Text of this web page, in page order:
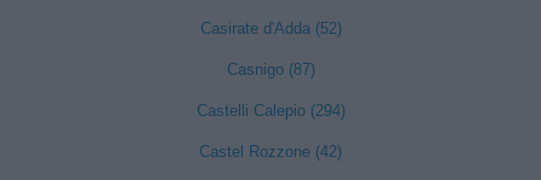
Casirate d'Adda (52)
Casnigo (87)
Castelli Calepio (294)
Castel Rozzone (42)